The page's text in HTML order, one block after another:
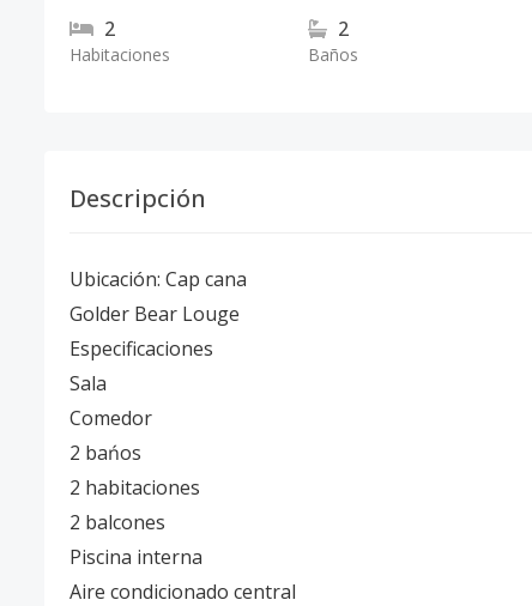
2
Habitaciones
2
Baños
Descripción
Ubicación: Cap cana
Golder Bear Louge
Especificaciones
Sala
Comedor
2 bańos
2 habitaciones
2 balcones
Piscina interna
Aire condicionado central